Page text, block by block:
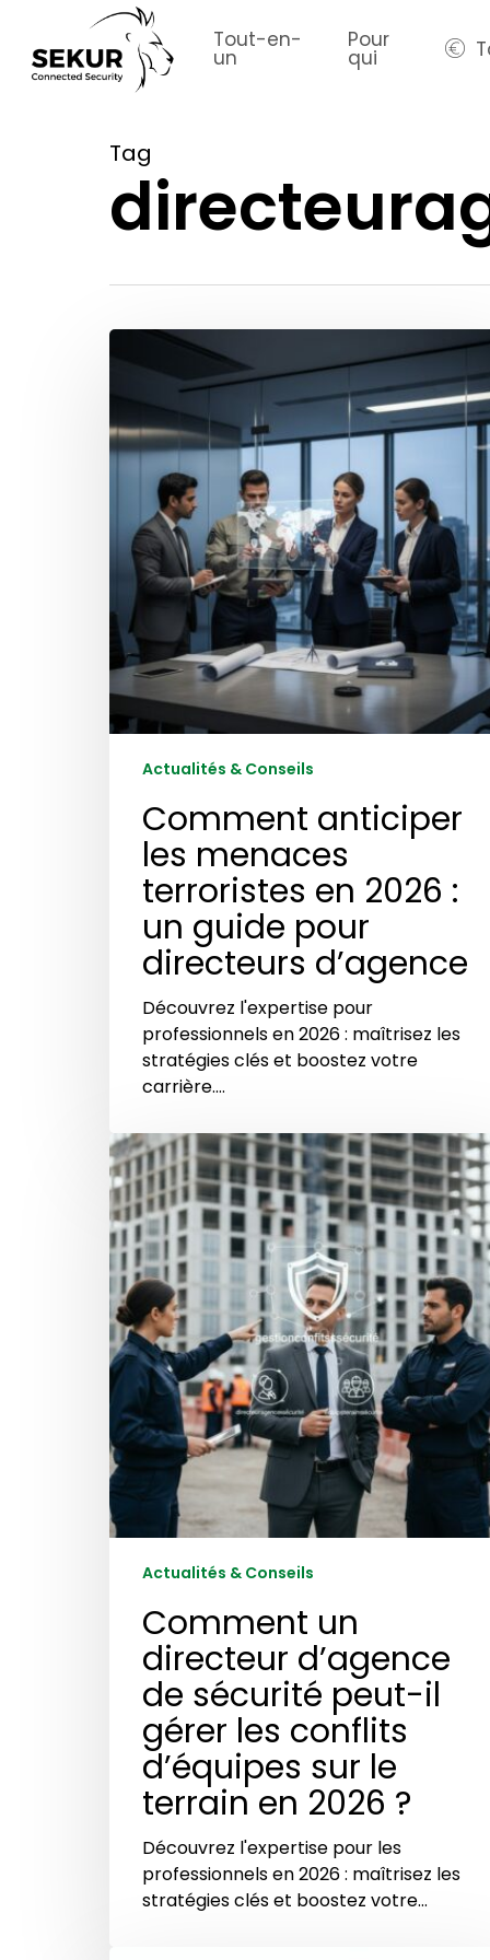
main
Tout-en-
un
Pour
qui
Tag
Comment
anticiper
menaces
terroristes
guide
pour
directeurs
d’agence
Actualités & Conseils
Comment anticiper
les menaces
terroristes en 2026 :
un guide pour
directeurs d’agence
Découvrez l'expertise pour
professionnels en 2026 : maîtrisez les
stratégies clés et boostez votre
carrière.…
Comment
un
directeur
d’agence
de
sécurité
peut-
il
gérer
les
conflits
d’équipes
sur
le
terrain
en
2026Actualités & Conseils
Comment un
directeur d’agence
de sécurité peut-il
gérer les conflits
d’équipes sur le
terrain en 2026 ?
Découvrez l'expertise pour les
professionnels en 2026 : maîtrisez les
stratégies clés et boostez votre…